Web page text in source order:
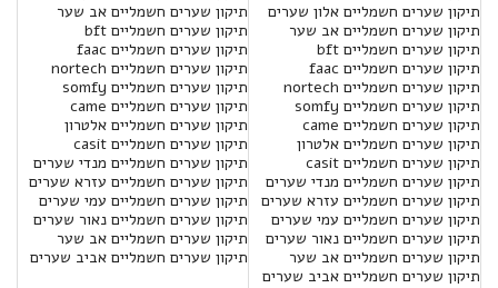
תיקון שערים חשמליים אלון שערים
תיקון שערים חשמליים אב שער
תיקון שערים חשמליים bft
תיקון שערים חשמליים faac
תיקון שערים חשמליים nortech
תיקון שערים חשמליים somfy
תיקון שערים חשמליים came
תיקון שערים חשמליים אלטרון
תיקון שערים חשמליים casit
תיקון שערים חשמליים מנדי שערים
תיקון שערים חשמליים עזרא שערים
תיקון שערים חשמליים עמי שערים
תיקון שערים חשמליים נאור שערים
תיקון שערים חשמליים אב שער
תיקון שערים חשמליים אביב שערים
תיקון שערים חשמליים אב שער
תיקון שערים חשמליים bft
תיקון שערים חשמליים faac
תיקון שערים חשמליים nortech
תיקון שערים חשמליים somfy
תיקון שערים חשמליים came
תיקון שערים חשמליים אלטרון
תיקון שערים חשמליים casit
תיקון שערים חשמליים מנדי שערים
תיקון שערים חשמליים עזרא שערים
תיקון שערים חשמליים עמי שערים
תיקון שערים חשמליים נאור שערים
תיקון שערים חשמליים אב שער
תיקון שערים חשמליים אביב שערים